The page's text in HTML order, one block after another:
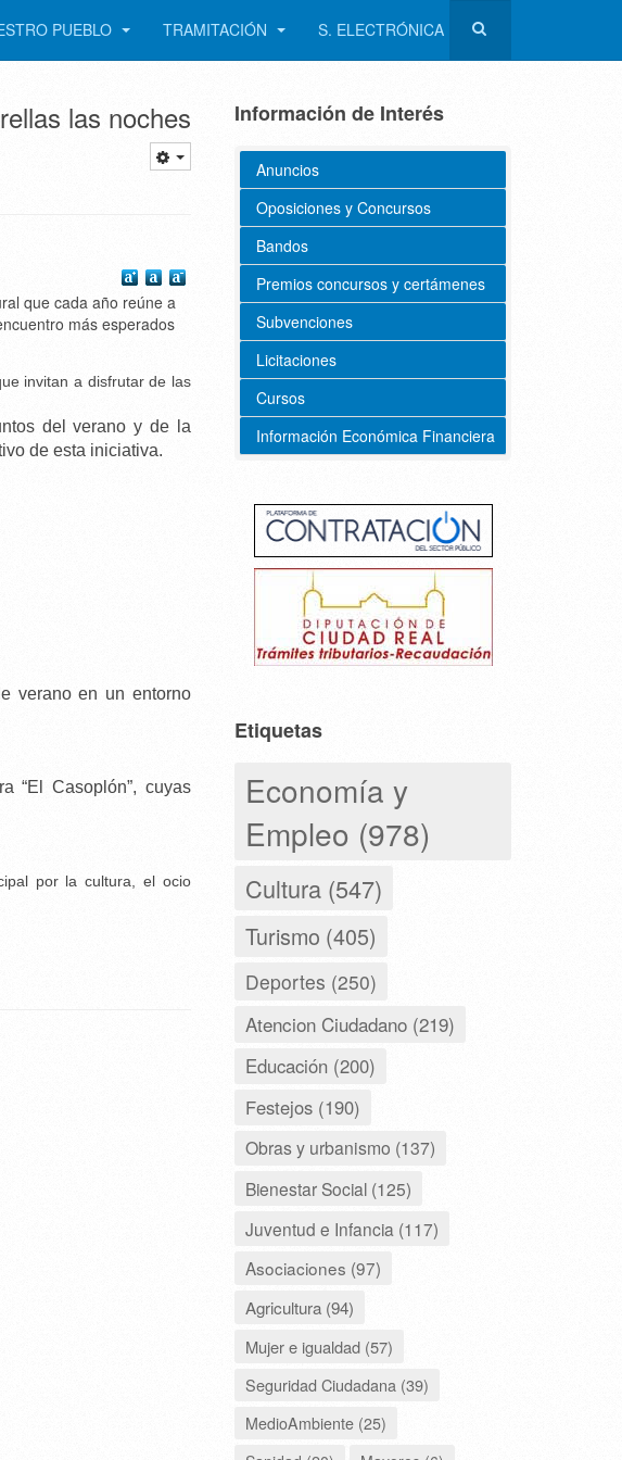
PUEBLO TRAMITACIÓN S. ELECTRÓNICA
las noches
que cada año reúne a
más esperados
invitan a disfrutar de las
del verano y de la
de esta iniciativa.
verano en un entorno
“El Casoplón”, cuyas
por la cultura, el ocio
Información de Interés
Anuncios
Oposiciones y Concursos
Bandos
Premios concursos y certámenes
Subvenciones
Licitaciones
Cursos
Información Económica Financiera
Etiquetas
Economía y
Empleo (978)
Cultura (547)
Turismo (405)
Deportes (250)
Atencion Ciudadano (219)
Educación (200)
Festejos (190)
Obras y urbanismo (137)
Bienestar Social (125)
Juventud e Infancia (117)
Asociaciones (97)
Agricultura (94)
Mujer e igualdad (57)
Seguridad Ciudadana (39)
MedioAmbiente (25)